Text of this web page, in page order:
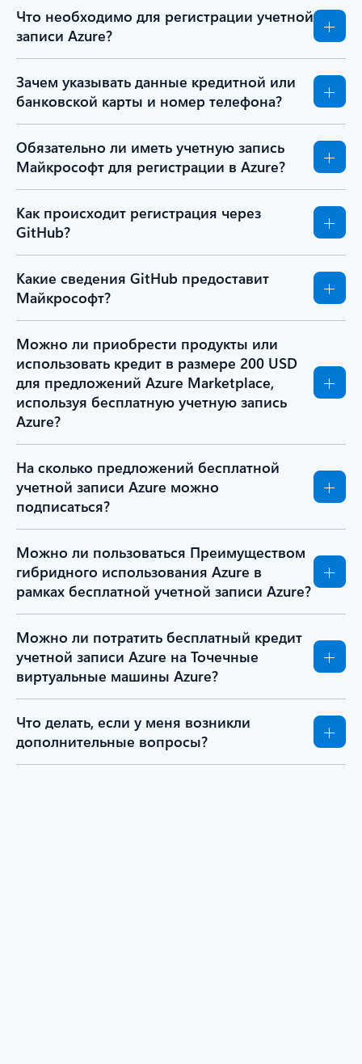
Что необходимо для регистрации учетной
записи Azure?
Зачем указывать данные кредитной или
банковской карты и номер телефона?
Обязательно ли иметь учетную запись
Майкрософт для регистрации в Azure?
Как происходит регистрация через
GitHub?
Какие сведения GitHub предоставит
Майкрософт?
Можно ли приобрести продукты или
использовать кредит в размере 200 USD
для предложений Azure Marketplace,
используя бесплатную учетную запись
Azure?
На сколько предложений бесплатной
учетной записи Azure можно
подписаться?
Можно ли пользоваться Преимуществом
гибридного использования Azure в
рамках бесплатной учетной записи Azure?
Можно ли потратить бесплатный кредит
учетной записи Azure на Точечные
виртуальные машины Azure?
Что делать, если у меня возникли
дополнительные вопросы?